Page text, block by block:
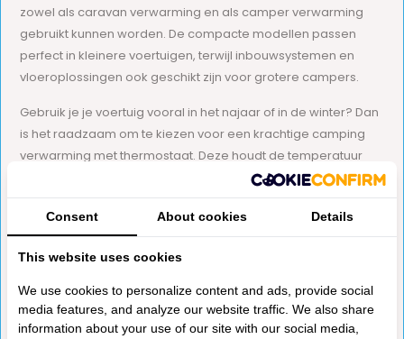
zowel als caravan verwarming en als camper verwarming
gebruikt kunnen worden. De compacte modellen passen
perfect in kleinere voertuigen, terwijl inbouwsystemen en
vloeroplossingen ook geschikt zijn voor grotere campers.
Gebruik je je voertuig vooral in het najaar of in de winter? Dan
is het raadzaam om te kiezen voor een krachtige camping
verwarming met thermostaat. Deze houdt de temperatuur
constant en voorkomt condensvorming binnenin de wagen.
Welke caravan verwarming past bij jou?
Bij het kiezen van de juiste camper of caravan verwarming is
het belangrijk om stil te staan bij het gebruik en het type
voertuig. Kies je voor elektrische modellen of werk je liever
met gas? Gebruik je de verwarming alleen ’s avonds, of wil je
de hele dag een aangename temperatuur behouden?
Consent About cookies Details
This website uses cookies
We use cookies to personalize content and ads, provide social
media features, and analyze our website traffic. We also share
information about your use of our site with our social media,